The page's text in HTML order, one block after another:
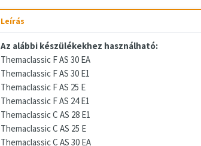
Leírás
Az alábbi készülékekhez használható:
Themaclassic F AS 30 EA
Themaclassic F AS 30 E1
Themaclassic F AS 25 E
Themaclassic F AS 24 E1
Themaclassic C AS 28 E1
Themaclassic C AS 25 E
Themaclassic C AS 30 EA